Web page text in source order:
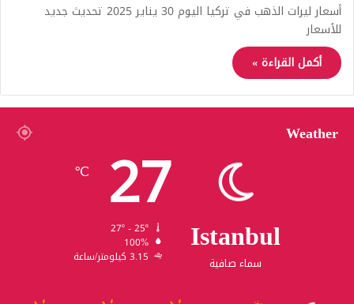
أسعار ليرات الذهب في تركيا اليوم 30 يناير 2025 تحديث جديد
للأسعار
أكمل القراءة »
Weather
Istanbul
سماء صافية
27
℃
100%
3.15 كيلومتر/ساعة